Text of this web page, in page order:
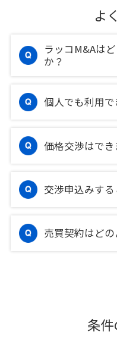
よ
ラッコM&Aは
か？
個人でも利用で
価格交渉はでき
交渉申込みす
売買契約はど
条